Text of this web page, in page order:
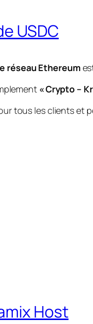
USDC
réseau Ethereum
« Crypto –
tous les clients et
Host